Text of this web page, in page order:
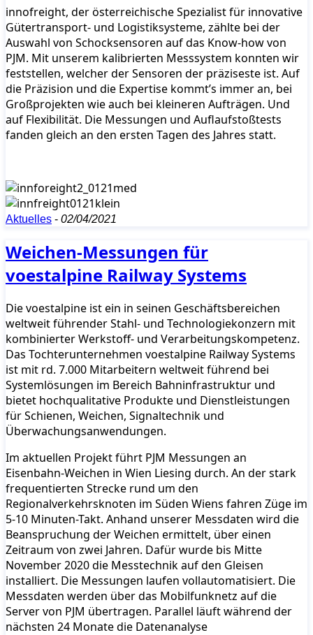
innofreight, der österreichische Spezialist für innovative
Gütertransport- und Logistiksysteme, zählte bei der
Auswahl von Schocksensoren auf das Know-how von
PJM. Mit unserem kalibrierten Messsystem konnten wir
feststellen, welcher der Sensoren der präziseste ist. Auf
die Präzision und die Expertise kommt’s immer an, bei
Großprojekten wie auch bei kleineren Aufträgen. Und
auf Flexibilität. Die Messungen und Auflaufstoßtests
fanden gleich an den ersten Tagen des Jahres statt.
Aktuelles - 02/04/2021
Weichen-Messungen für
voestalpine Railway Systems
Die voestalpine ist ein in seinen Geschäftsbereichen
weltweit führender Stahl- und Technologiekonzern mit
kombinierter Werkstoff- und Verarbeitungskompetenz.
Das Tochterunternehmen voestalpine Railway Systems
ist mit rd. 7.000 Mitarbeitern weltweit führend bei
Systemlösungen im Bereich Bahninfrastruktur und
bietet hochqualitative Produkte und Dienstleistungen
für Schienen, Weichen, Signaltechnik und
Überwachungsanwendungen.
Im aktuellen Projekt führt PJM Messungen an
Eisenbahn-Weichen in Wien Liesing durch. An der stark
frequentierten Strecke rund um den
Regionalverkehrsknoten im Süden Wiens fahren Züge im
5-10 Minuten-Takt. Anhand unserer Messdaten wird die
Beanspruchung der Weichen ermittelt, über einen
Zeitraum von zwei Jahren. Dafür wurde bis Mitte
November 2020 die Messtechnik auf den Gleisen
installiert. Die Messungen laufen vollautomatisiert. Die
Messdaten werden über das Mobilfunknetz auf die
Server von PJM übertragen. Parallel läuft während der
nächsten 24 Monate die Datenanalyse